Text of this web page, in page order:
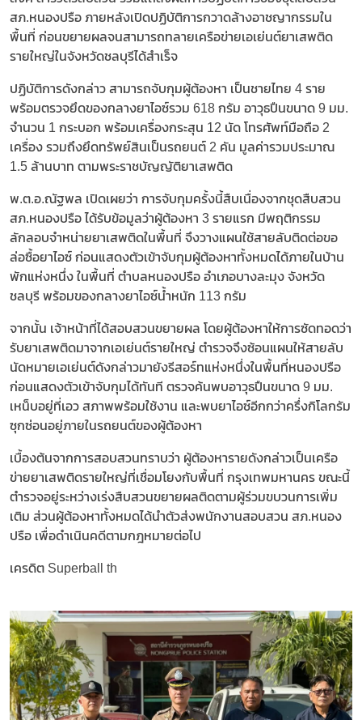
สภ.หนองปรือ ภายหลังเปิดปฏิบัติการกวาดล้างอาชญากรรมใน
พื้นที่ ก่อนขยายผลจนสามารถทลายเครือข่ายเอเย่นต์ยาเสพติด
รายใหญ่ในจังหวัดชลบุรีได้สำเร็จ
ปฏิบัติการดังกล่าว สามารถจับกุมผู้ต้องหา เป็นชายไทย 4 ราย
พร้อมตรวจยึดของกลางยาไอซ์รวม 618 กรัม อาวุธปืนขนาด 9 มม.
จำนวน 1 กระบอก พร้อมเครื่องกระสุน 12 นัด โทรศัพท์มือถือ 2
เครื่อง รวมถึงยึดทรัพย์สินเป็นรถยนต์ 2 คัน มูลค่ารวมประมาณ
1.5 ล้านบาท ตามพระราชบัญญัติยาเสพติด
พ.ต.อ.ณัฐพล เปิดเผยว่า การจับกุมครั้งนี้สืบเนื่องจากชุดสืบสวน
สภ.หนองปรือ ได้รับข้อมูลว่าผู้ต้องหา 3 รายแรก มีพฤติกรรม
ลักลอบจำหน่ายยาเสพติดในพื้นที่ จึงวางแผนใช้สายลับติดต่อขอ
ล่อซื้อยาไอซ์ ก่อนแสดงตัวเข้าจับกุมผู้ต้องหาทั้งหมดได้ภายในบ้าน
พักแห่งหนึ่ง ในพื้นที่ ตำบลหนองปรือ อำเภอบางละมุง จังหวัด
ชลบุรี พร้อมของกลางยาไอซ์น้ำหนัก 113 กรัม
จากนั้น เจ้าหน้าที่ได้สอบสวนขยายผล โดยผู้ต้องหาให้การซัดทอดว่า
รับยาเสพติดมาจากเอเย่นต์รายใหญ่ ตำรวจจึงซ้อนแผนให้สายลับ
นัดหมายเอเย่นต์ดังกล่าวมายังรีสอร์ทแห่งหนึ่งในพื้นที่หนองปรือ
ก่อนแสดงตัวเข้าจับกุมได้ทันที ตรวจค้นพบอาวุธปืนขนาด 9 มม.
เหน็บอยู่ที่เอว สภาพพร้อมใช้งาน และพบยาไอซ์อีกกว่าครึ่งกิโลกรัม
ซุกซ่อนอยู่ภายในรถยนต์ของผู้ต้องหา
เบื้องต้นจากการสอบสวนทราบว่า ผู้ต้องหารายดังกล่าวเป็นเครือ
ข่ายยาเสพติดรายใหญ่ที่เชื่อมโยงกับพื้นที่ กรุงเทพมหานคร ขณะนี้
ตำรวจอยู่ระหว่างเร่งสืบสวนขยายผลติดตามผู้ร่วมขบวนการเพิ่ม
เติม ส่วนผู้ต้องหาทั้งหมดได้นำตัวส่งพนักงานสอบสวน สภ.หนอง
ปรือ เพื่อดำเนินคดีตามกฎหมายต่อไป
เครดิต Superball th